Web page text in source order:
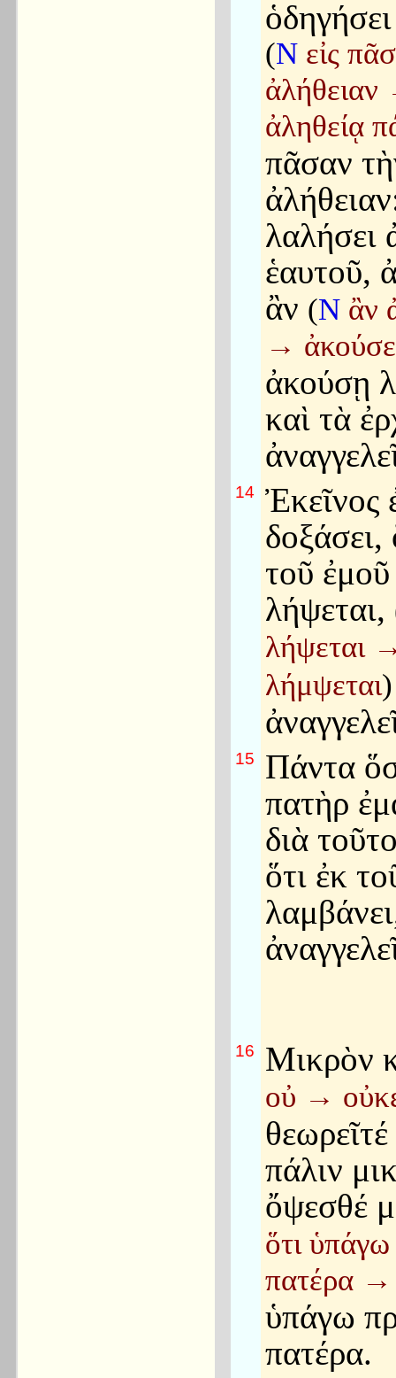
(N εἰς
ἀλήθειαν
ἀληθείᾳ
πᾶσαν
λαλήσει
ἑαυτοῦ,
ἂν (N ἂν
→
ἀκούσῃ
καὶ τὰ
14
Ἐκεῖνος
δοξάσει,
τοῦ ἐμοῦ
λήψεται,
λήψεται
λήμψεται)
15
Πάντα
πατὴρ
διὰ
ὅτι ἐκ
16 Μικρὸν
οὐ →
πάλιν
ὄψεσθέ
ὅτι
πατέρα →
ὑπάγω
πατέρα.